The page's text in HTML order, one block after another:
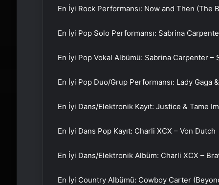
En İyi Rock Performansı: Now and Then (The
En İyi Pop Solo Performansı: Sabrina
En İyi Pop Vokal Albümü: Sabrina Carpenter –
En İyi Pop Duo/Grup Performansı: Lady Gaga
En İyi Dans/Elektronik Kayıt: Justice & Tame
En İyi Dans Pop Kayıt: Charli XCX – Von Dutch
En İyi Dans/Elektronik Albüm: Charli XCX –
En İyi Country Albümü: Cowboy Carter